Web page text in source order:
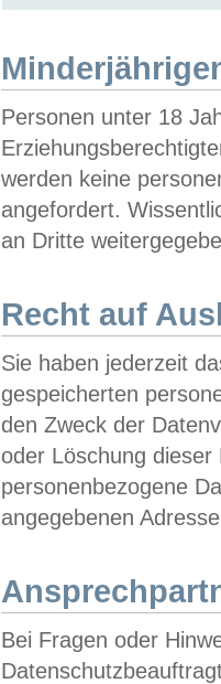
Personen unter 18
werden keine
angefordert.
an Dritte
Recht auf
Sie haben jederzeit
gespeicherten
den Zweck der
oder Löschung
personenbezogene
angegebenen
Bei Fragen oder